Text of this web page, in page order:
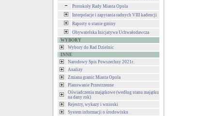
Protokoły Rady Miasta Opola
Interpelacje i zapytania radnych VIII kadencji
Raporty o stanie gminy
Obywatelska Inicjatywa Uchwałodawcza
WYBORY
Wybory do Rad Dzielnic
INNE
Narodowy Spis Powszechny 2021r.
Analizy
Zmiana granic Miasta Opola
Planowanie Przestrzenne
Oświadczenia majątkowe (według stanu majątku
na dany rok)
Rejestry, wykazy i wnioski
System informacji o środowisku